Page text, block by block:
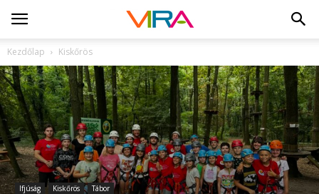
Kezdőlap Kiskőrös
Ifjúság Kiskőrös Tábor